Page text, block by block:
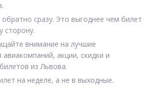
обратно сразу. Это выгоднее чем билет
сторону.
внимание на лучшие
акции, скидки и
из Львова.
на неделе, а не в выходные.